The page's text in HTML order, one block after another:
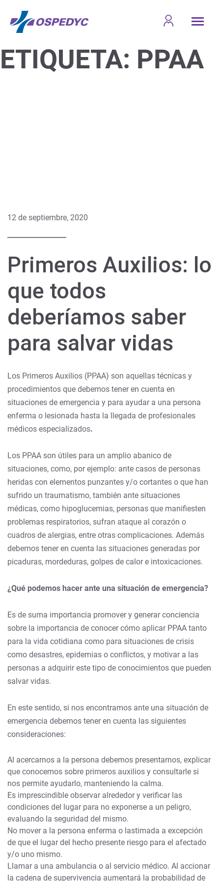
ETIQUETA: PPAA
12 de septiembre, 2020
Primeros Auxilios: lo
que todos
deberíamos saber
para salvar vidas
Los Primeros Auxilios (PPAA) son aquellas técnicas y
procedimientos que debemos tener en cuenta en
situaciones de emergencia y para ayudar a una persona
enferma o lesionada hasta la llegada de profesionales
médicos especializados.
Los PPAA son útiles para un amplio abanico de
situaciones, como, por ejemplo: ante casos de personas
heridas con elementos punzantes y/o cortantes o que han
sufrido un traumatismo, también ante situaciones
médicas, como hipoglucemias, personas que manifiesten
problemas respiratorios, sufran ataque al corazón o
cuadros de alergias, entre otras complicaciones. Además
debemos tener en cuenta las situaciones generadas por
picaduras, mordeduras, golpes de calor e intoxicaciones.
¿Qué podemos hacer ante una situación de emergencia?
Es de suma importancia promover y generar conciencia
sobre la importancia de conocer cómo aplicar PPAA tanto
para la vida cotidiana como para situaciones de crisis
como desastres, epidemias o conflictos, y motivar a las
personas a adquirir este tipo de conocimientos que pueden
salvar vidas.
En este sentido, si nos encontramos ante una situación de
emergencia debemos tener en cuenta las siguientes
consideraciones:
Al acercarnos a la persona debemos presentarnos, explicar
que conocemos sobre primeros auxilios y consultarle si
nos permite ayudarlo, manteniendo la calma.
Es imprescindible observar alrededor y verificar las
condiciones del lugar para no exponerse a un peligro,
evaluando la seguridad del mismo.
No mover a la persona enferma o lastimada a excepción
de que el lugar del hecho presente riesgo para el afectado
y/o uno mismo.
Llamar a una ambulancia o al servicio médico. Al accionar
la cadena de supervivencia aumentará la probabilidad de